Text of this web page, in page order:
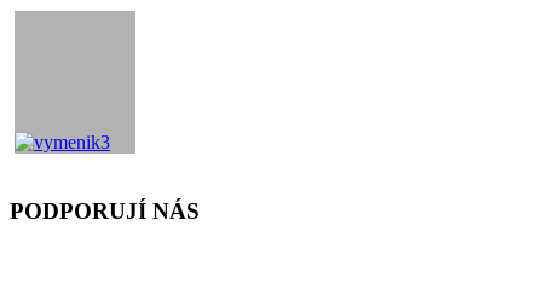
PODPORUJÍ NÁS